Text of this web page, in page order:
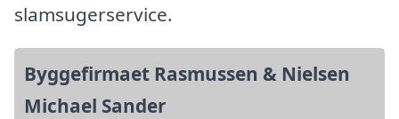
slamsugerservice.
Byggefirmaet Rasmussen & Nielsen
Michael Sander